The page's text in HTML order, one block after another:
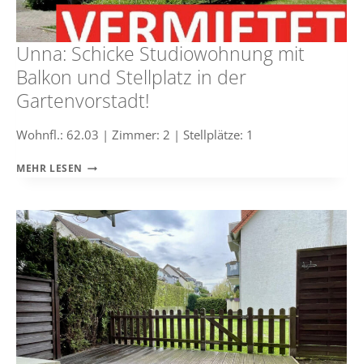
Unna: Schicke Studiowohnung mit
Balkon und Stellplatz in der
Gartenvorstadt!
Wohnfl.: 62.03 | Zimmer: 2 | Stellplätze: 1
MEHR LESEN UNNA:
MIT
BALKON
UND
STELLPLATZ
IN
DER
GARTENVORSTADT!